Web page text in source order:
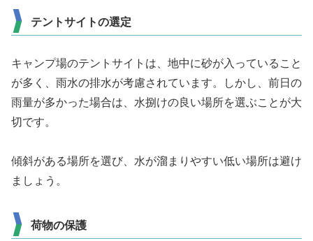
テントサイトの選定
キャンプ場のテントサイトは、地中に砂が入っていること
が多く、雨水の排水が考慮されています。しかし、前日の
雨量が多かった場合は、水捌けの良い場所を選ぶことが大
切です。
傾斜がある場所を選び、水が溜まりやすい低い場所は避け
ましょう。
荷物の保護